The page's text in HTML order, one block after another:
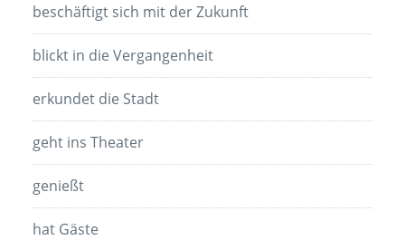
beschäftigt sich mit der Zukunft
blickt in die Vergangenheit
erkundet die Stadt
geht ins Theater
genießt
hat Gäste